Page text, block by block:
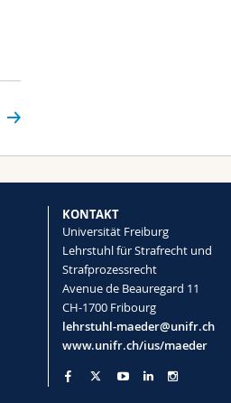
KONTAKT
Universität Freiburg
Lehrstuhl für Strafrecht und
Strafprozessrecht
Avenue de Beauregard 11
CH-1700 Fribourg
lehrstuhl-maeder@unifr.ch
www.unifr.ch/ius/maeder